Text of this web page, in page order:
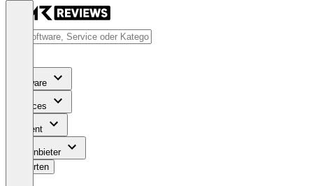
Software
Services
Content
Für Anbieter
Bewerten